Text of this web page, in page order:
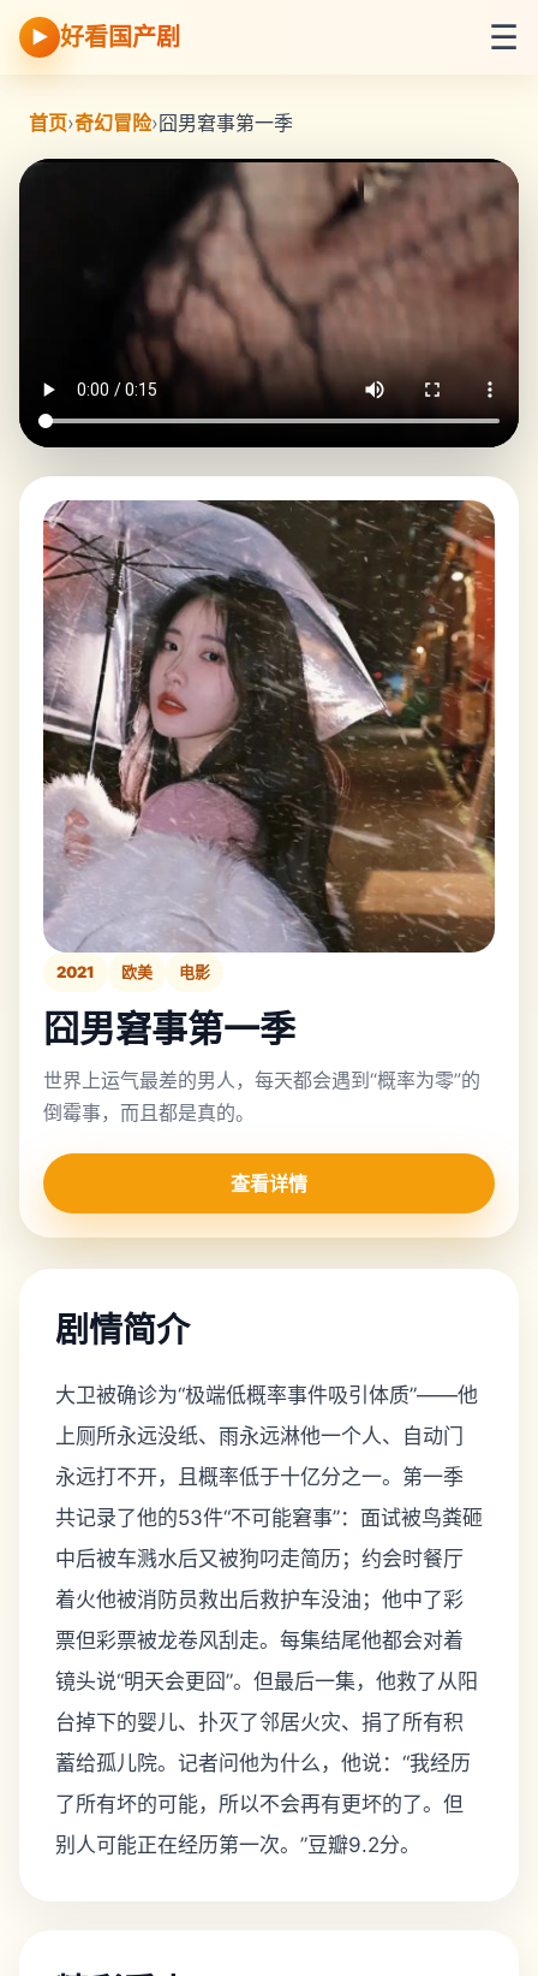
▶ 好看国产剧 ☰
首页›奇幻冒险›囧男窘事第一季
2021 欧美 电影
囧男窘事第一季
世界上运气最差的男人，每天都会遇到“概率为零”的
倒霉事，而且都是真的。
查看详情
剧情简介
大卫被确诊为“极端低概率事件吸引体质”——他
上厕所永远没纸、雨永远淋他一个人、自动门
永远打不开，且概率低于十亿分之一。第一季
共记录了他的53件“不可能窘事”：面试被鸟粪砸
中后被车溅水后又被狗叼走简历；约会时餐厅
着火他被消防员救出后救护车没油；他中了彩
票但彩票被龙卷风刮走。每集结尾他都会对着
镜头说“明天会更囧”。但最后一集，他救了从阳
台掉下的婴儿、扑灭了邻居火灾、捐了所有积
蓄给孤儿院。记者问他为什么，他说：“我经历
了所有坏的可能，所以不会再有更坏的了。但
别人可能正在经历第一次。”豆瓣9.2分。